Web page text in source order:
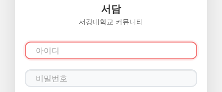
서담
서강대학교 커뮤니티